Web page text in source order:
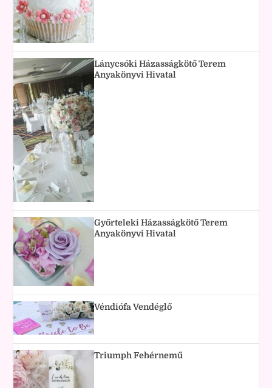
Lánycsóki Házasságkötő Terem
Anyakönyvi Hivatal
Győrteleki Házasságkötő Terem
Anyakönyvi Hivatal
Véndiófa Vendéglő
Triumph Fehérnemű